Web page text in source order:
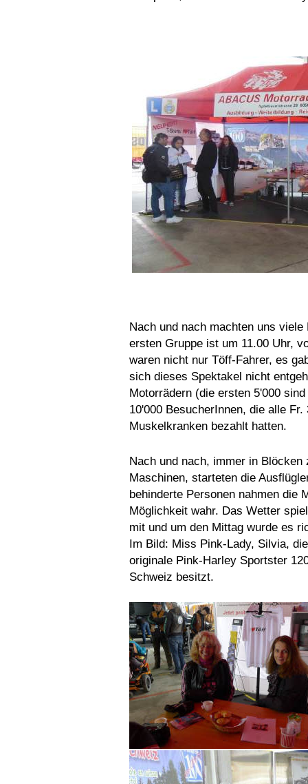
Nach und nach machten uns
ersten Gruppe ist um 11.00 Uhr,
waren nicht nur Töff-Fahrer, es
sich dieses Spektakel nicht
Motorrädern (die ersten 5'000
10'000 BesucherInnen, die alle
Muskelkranken bezahlt hatten.
Nach und nach, immer in Blöcken
Maschinen, starteten die
behinderte Personen nahmen die
Möglichkeit wahr. Das Wetter
mit und um den Mittag wurde es
Im Bild: Miss Pink-Lady, Silvia,
originale Pink-Harley Sportster
Schweiz besitzt.